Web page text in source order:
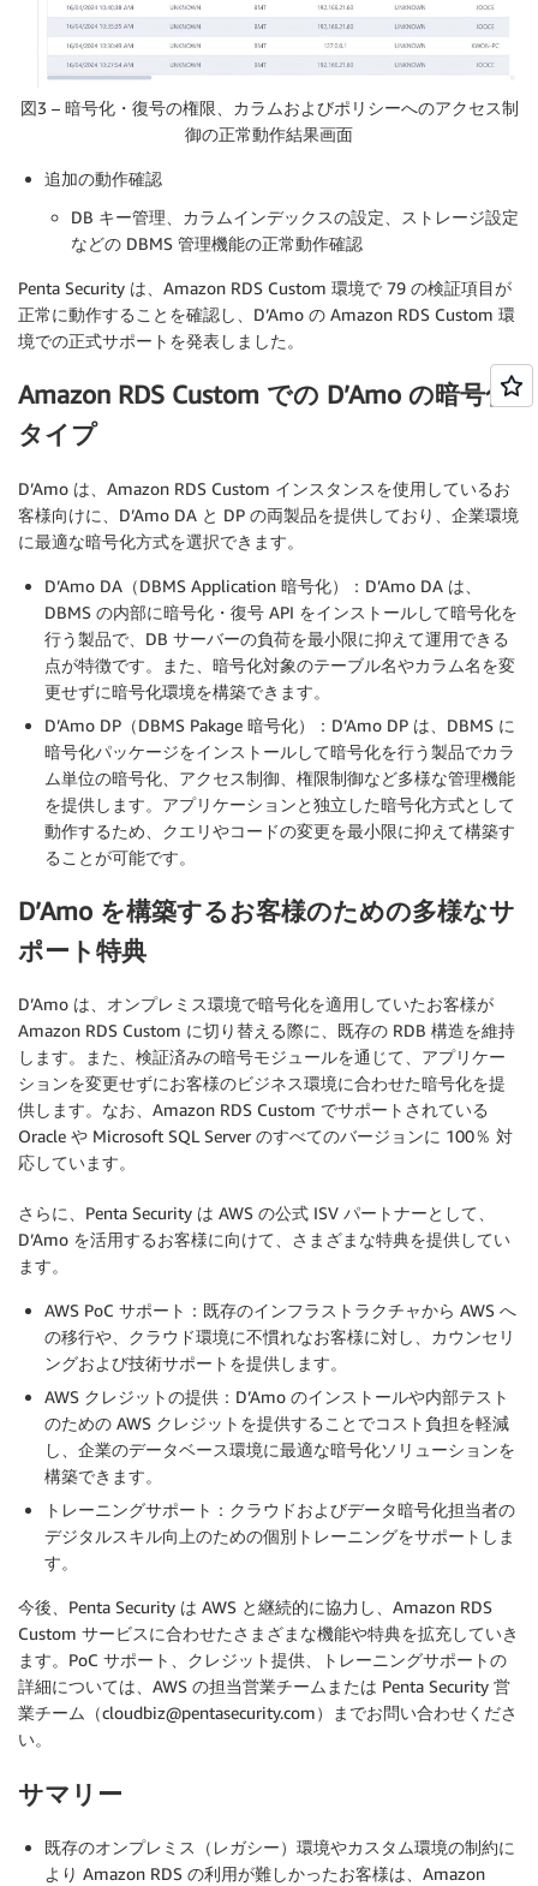
図3 – 暗号化・復号の権限、カラムおよびポリシーへのアクセス制
御の正常動作結果画面
追加の動作確認
DB キー管理、カラムインデックスの設定、ストレージ設定
などの DBMS 管理機能の正常動作確認
Penta Security は、Amazon RDS Custom 環境で 79 の検証項目が
正常に動作することを確認し、D’Amo の Amazon RDS Custom 環
境での正式サポートを発表しました。
Amazon RDS Custom での D’Amo の暗号化
タイプ
D’Amo は、Amazon RDS Custom インスタンスを使用しているお
客様向けに、D’Amo DA と DP の両製品を提供しており、企業環境
に最適な暗号化方式を選択できます。
D’Amo DA（DBMS Application 暗号化）：D’Amo DA は、
DBMS の内部に暗号化・復号 API をインストールして暗号化を
行う製品で、DB サーバーの負荷を最小限に抑えて運用できる
点が特徴です。また、暗号化対象のテーブル名やカラム名を変
更せずに暗号化環境を構築できます。
D’Amo DP（DBMS Pakage 暗号化）：D’Amo DP は、DBMS に
暗号化パッケージをインストールして暗号化を行う製品でカラ
ム単位の暗号化、アクセス制御、権限制御など多様な管理機能
を提供します。アプリケーションと独立した暗号化方式として
動作するため、クエリやコードの変更を最小限に抑えて構築す
ることが可能です。
D’Amo を構築するお客様のための多様なサ
ポート特典
D’Amo は、オンプレミス環境で暗号化を適用していたお客様が
Amazon RDS Custom に切り替える際に、既存の RDB 構造を維持
します。また、検証済みの暗号モジュールを通じて、アプリケー
ションを変更せずにお客様のビジネス環境に合わせた暗号化を提
供します。なお、Amazon RDS Custom でサポートされている
Oracle や Microsoft SQL Server のすべてのバージョンに 100％ 対
応しています。
さらに、Penta Security は AWS の公式 ISV パートナーとして、
D’Amo を活用するお客様に向けて、さまざまな特典を提供してい
ます。
AWS PoC サポート：既存のインフラストラクチャから AWS へ
の移行や、クラウド環境に不慣れなお客様に対し、カウンセリ
ングおよび技術サポートを提供します。
AWS クレジットの提供：D’Amo のインストールや内部テスト
のための AWS クレジットを提供することでコスト負担を軽減
し、企業のデータベース環境に最適な暗号化ソリューションを
構築できます。
トレーニングサポート：クラウドおよびデータ暗号化担当者の
デジタルスキル向上のための個別トレーニングをサポートしま
す。
今後、Penta Security は AWS と継続的に協力し、Amazon RDS
Custom サービスに合わせたさまざまな機能や特典を拡充していき
ます。PoC サポート、クレジット提供、トレーニングサポートの
詳細については、AWS の担当営業チームまたは Penta Security 営
業チーム（cloudbiz@pentasecurity.com）までお問い合わせくださ
い。
サマリー
既存のオンプレミス（レガシー）環境やカスタム環境の制約に
より Amazon RDS の利用が難しかったお客様は、Amazon